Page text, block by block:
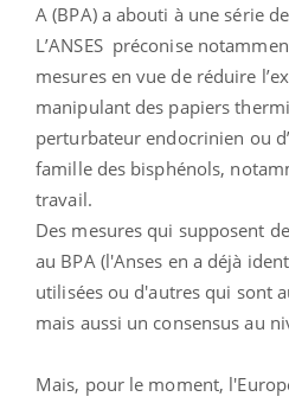
A (BPA) a abouti à une série
L’ANSES préconise
mesures en vue de réduire
manipulant des papiers
perturbateur endocrinien ou
famille des bisphénols,
travail.
Des mesures qui supposent
au BPA (l'Anses en a déjà
utilisées ou d'autres qui sont
mais aussi un consensus au
Mais, pour le moment,